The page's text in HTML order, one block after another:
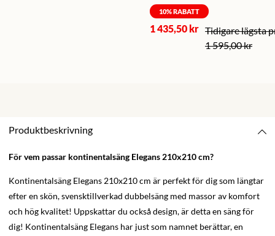
10% RABATT
1 435,50 kr
1 595,00 kr
Produktbeskrivning
För vem passar kontinentalsäng Elegans 210x210 cm?
Kontinentalsäng Elegans 210x210 cm är perfekt för dig som längtar
efter en skön, svensktillverkad dubbelsäng med massor av komfort
och hög kvalitet! Uppskattar du också design, är detta en säng för
dig! Kontinentalsäng Elegans har just som namnet berättar, en